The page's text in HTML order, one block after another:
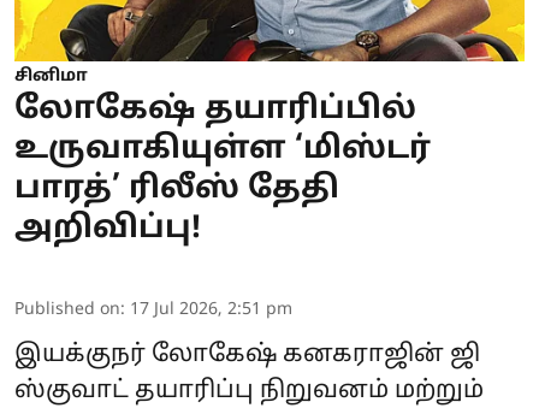
சினிமா
லோகேஷ் தயாரிப்பில்
உருவாகியுள்ள ‘மிஸ்டர்
பாரத்’ ரிலீஸ் தேதி
அறிவிப்பு!
Published on: 17 Jul 2026, 2:51 pm
இயக்குநர் லோகேஷ் கனகராஜின் ஜி
ஸ்குவாட் தயாரிப்பு நிறுவனம் மற்றும்